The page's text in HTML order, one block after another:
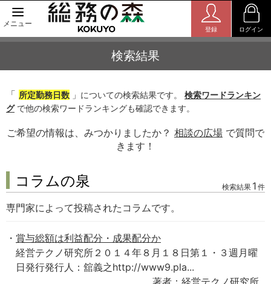
メニュー
登録 ログイン
検索結果
「 所定勤務日数 」についての検索結果です。 検索ワードランキン
グで他の検索ワードランキングも確認できます。
ご希望の情報は、みつかりましたか？ 相談の広場 で質問で
きます！
コラムの泉 検索結果 1 件
専門家によって投稿されたコラムです。
賞与総額は利益配分・成果配分か
経営テクノ研究所２０１４年８月１８日第１・３週月曜
日発行発行人：舘義之http://www9.pla...